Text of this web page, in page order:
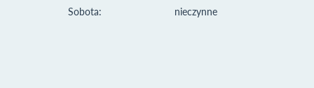
Sobota:
nieczynne